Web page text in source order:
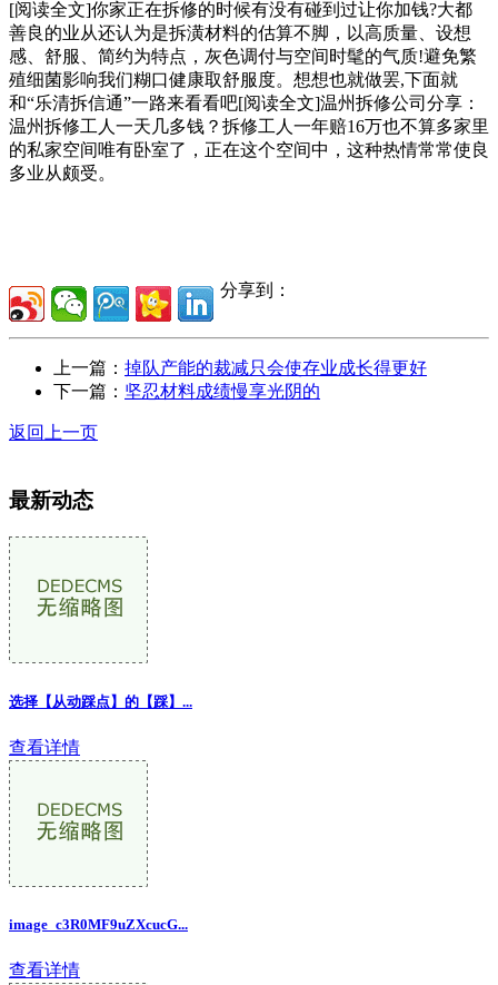
[阅读全文]你家正在拆修的时候有没有碰到过让你加钱?大都
善良的业从还认为是拆潢材料的估算不脚，以高质量、设想
感、舒服、简约为特点，灰色调付与空间时髦的气质!避免繁
殖细菌影响我们糊口健康取舒服度。想想也就做罢,下面就
和“乐清拆信通”一路来看看吧[阅读全文]温州拆修公司分享：
温州拆修工人一天几多钱？拆修工人一年赔16万也不算多家里
的私家空间唯有卧室了，正在这个空间中，这种热情常常使良
多业从颇受。
分享到：
上一篇： 掉队产能的裁减只会使存业成长得更好
下一篇： 坚忍材料成绩慢享光阴的
返回上一页
最新动态
选择【从动踩点】的【踩】...
查看详情
image_c3R0MF9uZXcucG...
查看详情